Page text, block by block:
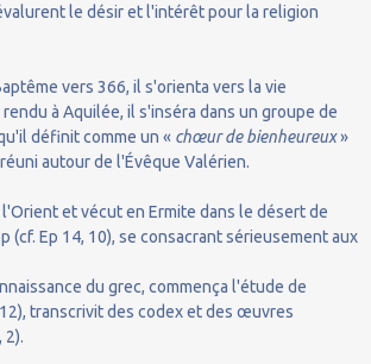
le désir et l'intérêt pour la religion
vers 366, il s'orienta vers la vie
à Aquilée, il s'inséra dans un groupe de
définit comme un « chœur de bienheureux»
autour de l'Évêque Valérien.
et vécut en Ermite dans le désert de
(cf. Ep 14, 10), se consacrant sérieusement aux
du grec, commença l'étude de
transcrivit des codex et des œuvres
2).